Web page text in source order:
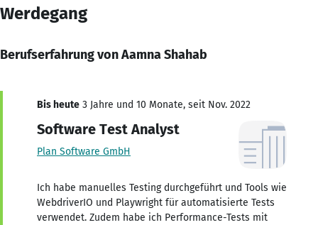
Werdegang
Berufserfahrung von Aamna Shahab
Bis heute 3 Jahre und 10 Monate, seit Nov. 2022
Software Test Analyst
Plan Software GmbH
Ich habe manuelles Testing durchgeführt und Tools wie
WebdriverIO und Playwright für automatisierte Tests
verwendet. Zudem habe ich Performance-Tests mit